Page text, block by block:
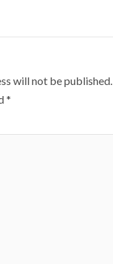
will not be published.
*